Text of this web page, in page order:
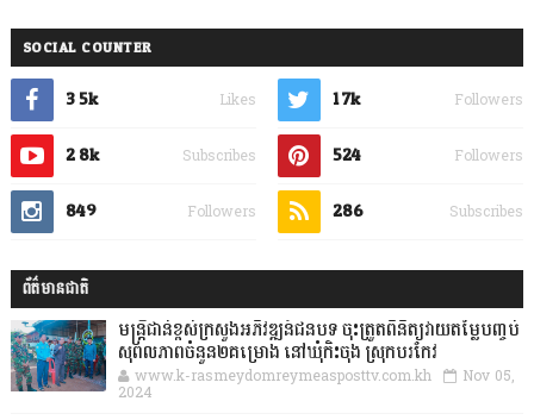
SOCIAL COUNTER
3.5k Likes 1.7k Followers
2.8k Subscribes 524 Followers
849 Followers 286 Subscribes
ព័ត៌មានជាតិ
មន្ត្រីជាន់ខ្ពស់ក្រសួងអភិវឌ្ឍន៍ជនបទ ចុះត្រួតពិនិត្យវាយតម្លៃបញ្ចប់
សុពលភាពចំនួន២គម្រោង នៅឃុំកិះចុង ស្រុកបរកែវ
www.k-rasmeydomreymeasposttv.com.kh Nov 05,
2024